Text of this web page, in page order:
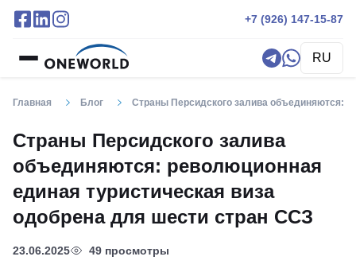
+7 (926) 147-15-87
RU
Главная Блог Страны Персидского залива объединяются:
Страны Персидского залива
объединяются: революционная
единая туристическая виза
одобрена для шести стран ССЗ
23.06.2025 49 просмотры